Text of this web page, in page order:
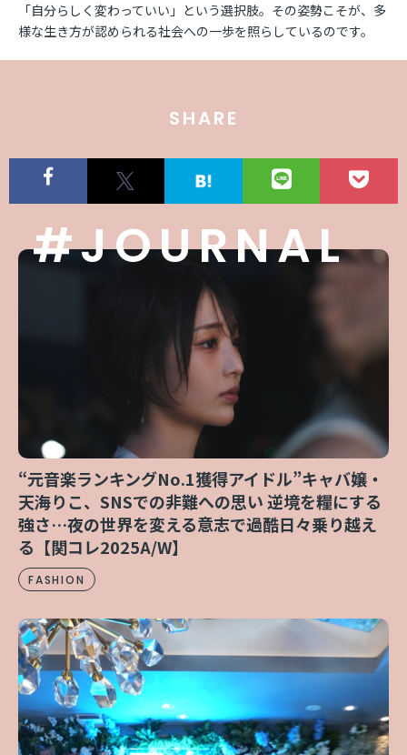
「自分らしく変わっていい」という選択肢。その姿勢こそが、多
様な生き方が認められる社会への一歩を照らしているのです。
SHARE
#JOURNAL
“元音楽ランキングNo.1獲得アイドル”キャバ嬢・
天海りこ、SNSでの非難への思い 逆境を糧にする
強さ…夜の世界を変える意志で過酷日々乗り越え
る【関コレ2025A/W】
FASHION